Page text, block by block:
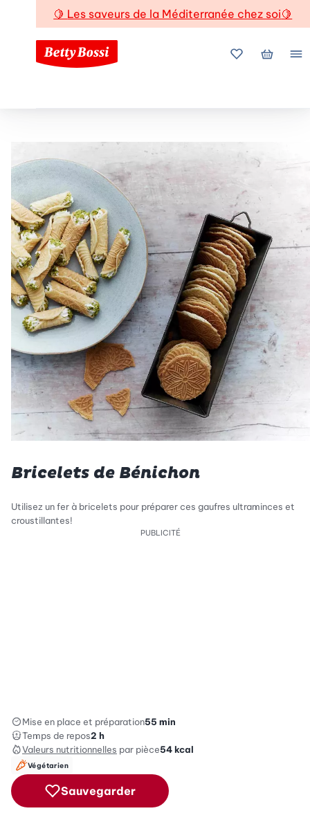
🍋 Les saveurs de la Méditerranée chez soi🍋
Mes favoris
Mon
Bricelets de Bénichon
Utilisez un fer à bricelets pour préparer ces gaufres ultraminces et
croustillantes!
PUBLICITÉ
Mise en place et préparation55 min
Temps de repos2 h
Valeurs nutritionnelles par pièce54kcal
Végétarien
Sauvegarder